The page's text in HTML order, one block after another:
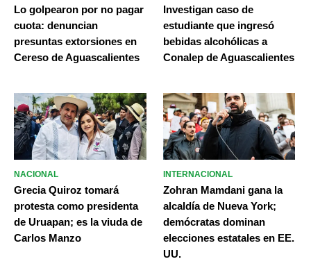
Lo golpearon por no pagar
cuota: denuncian
presuntas extorsiones en
Cereso de Aguascalientes
Investigan caso de
estudiante que ingresó
bebidas alcohólicas a
Conalep de Aguascalientes
NACIONAL
Grecia Quiroz tomará
protesta como presidenta
de Uruapan; es la viuda de
Carlos Manzo
INTERNACIONAL
Zohran Mamdani gana la
alcaldía de Nueva York;
demócratas dominan
elecciones estatales en EE.
UU.